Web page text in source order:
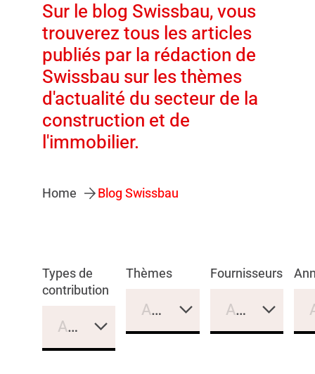
Sur le blog Swissbau, vous
trouverez tous les articles
publiés par la rédaction de
Swissbau sur les thèmes
d'actualité du secteur de la
construction et de
l'immobilier.
Home Blog Swissbau
Types de
contribution
Aucune sélection
Thèmes
Aucune sélection
Fournisseurs
Aucune